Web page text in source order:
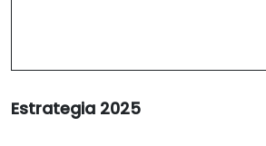
Estrategia 2025